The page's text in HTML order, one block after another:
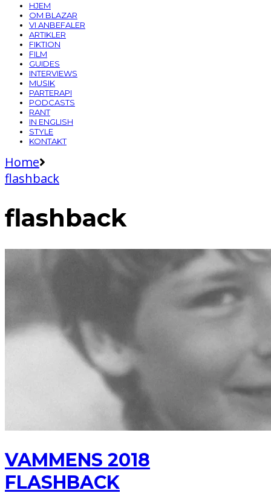
HJEM
OM BLAZAR
VI ANBEFALER
ARTIKLER
FIKTION
FILM
GUIDES
INTERVIEWS
MUSIK
PARTERAPI
PODCASTS
RANT
IN ENGLISH
STYLE
KONTAKT
Home
flashback
flashback
VAMMENS 2018
FLASHBACK